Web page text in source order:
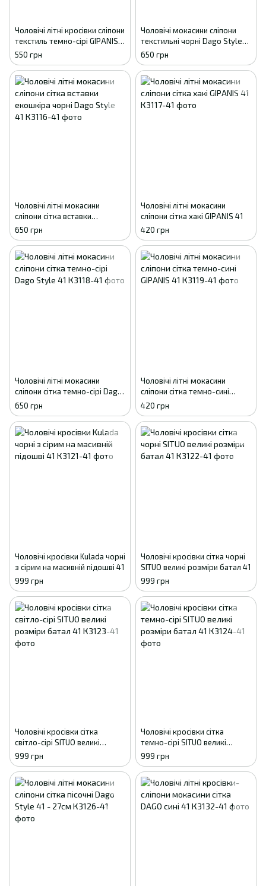
Чоловічі літні кросівки сліпони
текстиль темно-сірі GIPANIS
GS Athletic 41
550 грн
Чоловічі мокасини сліпони
текстильні чорні Dago Style
41
650 грн
Чоловічі літні мокасини
сліпони сітка вставки
екошкіра чорні Dago Style 41
650 грн
Чоловічі літні мокасини
сліпони сітка хакі GIPANIS 41
420 грн
Чоловічі літні мокасини
сліпони сітка темно-сірі Dago
Style 41
650 грн
Чоловічі літні мокасини
сліпони сітка темно-сині
GIPANIS 41
420 грн
Чоловічі кросівки Kulada чорні
з сірим на масивній підошві 41
999 грн
Чоловічі кросівки сітка чорні
SITUO великі розміри батал 41
999 грн
Чоловічі кросівки сітка
світло-сірі SITUO великі
розміри батал 41
999 грн
Чоловічі кросівки сітка
темно-сірі SITUO великі
розміри батал 41
999 грн